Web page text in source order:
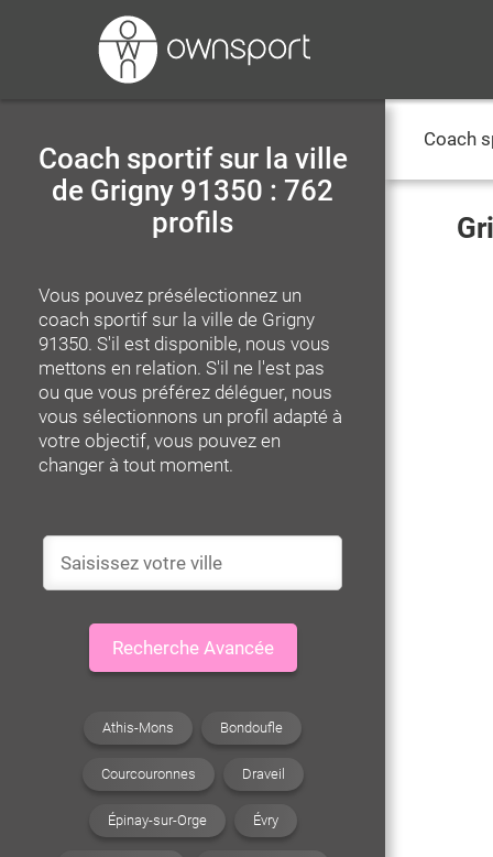
Coach sportif sur la ville
de Grigny 91350 : 762
profils
Vous pouvez présélectionnez un
coach sportif sur la ville de Grigny
91350. S'il est disponible, nous vous
mettons en relation. S'il ne l'est pas
ou que vous préférez déléguer, nous
vous sélectionnons un profil adapté à
votre objectif, vous pouvez en
changer à tout moment.
Recherche Avancée
Athis-Mons Bondoufle
Courcouronnes Draveil
Épinay-sur-Orge Évry
Coach